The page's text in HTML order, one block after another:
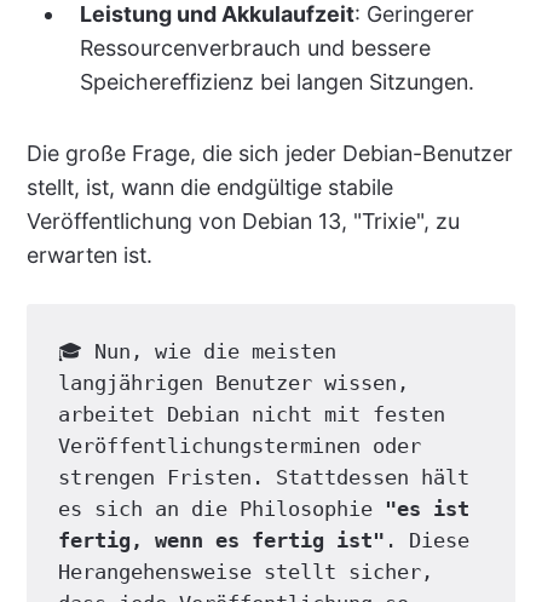
Leistung und Akkulaufzeit: Geringerer
Ressourcenverbrauch und bessere
Speichereffizienz bei langen Sitzungen.
Die große Frage, die sich jeder Debian-Benutzer
stellt, ist, wann die endgültige stabile
Veröffentlichung von Debian 13, "Trixie", zu
erwarten ist.
🎓 Nun, wie die meisten
langjährigen Benutzer wissen,
arbeitet Debian nicht mit festen
Veröffentlichungsterminen oder
strengen Fristen. Stattdessen hält
es sich an die Philosophie "es ist
fertig, wenn es fertig ist" . Diese
Herangehensweise stellt sicher,